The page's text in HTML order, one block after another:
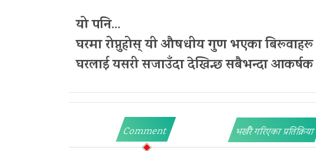
यो पनि…
घरमा रोप्नुहोस् यी औषधीय गुण भएका बिरूवाहरू
घरलाई यसरी सजाउँदा देखिन्छ सबैभन्दा आकर्षक
Comment भर्खरै गरिएका प्रतिक्रिया